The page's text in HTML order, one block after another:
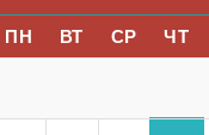
ПН ВТ СР ЧТ